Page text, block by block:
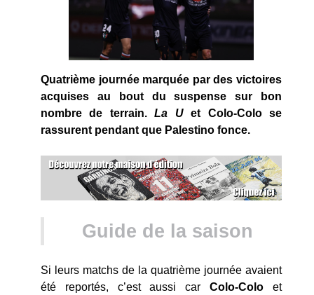
Quatrième journée marquée par des victoires
acquises au bout du suspense sur bon
nombre de terrain.La Uet Colo-Colo se
rassurent pendant que Palestino fonce.
Guide de la saison
Si leurs matchs de la quatrième journée avaient
été reportés, c’est aussi carColo-Colo et